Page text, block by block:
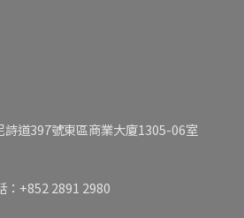
詩道397號東區商業大廈1305-06室
：+852 2891 2980